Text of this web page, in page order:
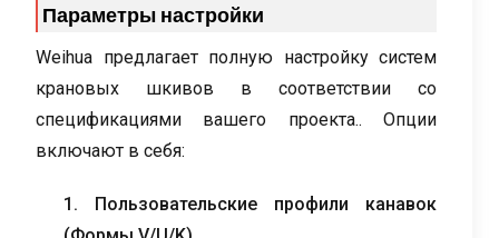
Параметры настройки
Weihua предлагает полную настройку систем
крановых шкивов в соответствии со
спецификациями вашего проекта.. Опции
включают в себя:
1. Пользовательские профили канавок